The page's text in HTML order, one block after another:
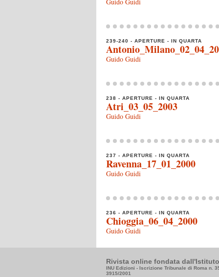
239-240 - APERTURE - IN QUARTA
Guido Guidi
238 - APERTURE - IN QUARTA
Atri_03_05_2003
Guido Guidi
237 - APERTURE - IN QUARTA
Ravenna_17_01_2000
Guido Guidi
236 - APERTURE - IN QUARTA
Chioggia_06_04_2000
Guido Guidi
Rivista online fondata
INU Edizioni - Iscrizione Tribunale di Roma n.
3915/2001